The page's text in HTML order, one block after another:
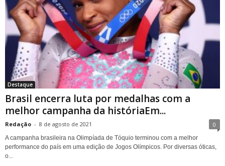
Destaque
Brasil encerra luta por medalhas com a
melhor campanha da históriaEm...
Redação - 8 de agosto de 2021 0
A campanha brasileira na Olimpíada de Tóquio terminou com a melhor
performance do país em uma edição de Jogos Olímpicos. Por diversas óticas,
o...